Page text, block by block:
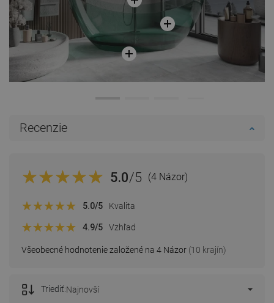
Recenzie
5.0/5 (4 Názor)
Všeobecné hodnotenie založené na 4 Názor (10 krajín)
5.0/5 Kvalita
4.9/5 Vzhľad
Triediť:Najnovší